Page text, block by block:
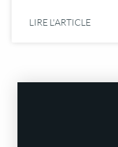
LIRE L'ARTICLE